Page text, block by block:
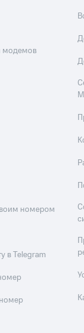
модемов
номером
в Telegram